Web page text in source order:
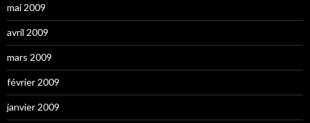
mai 2009
avril 2009
mars 2009
février 2009
janvier 2009